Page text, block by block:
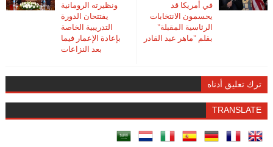
ونظيرته الرومانية
يفتتحان الدورة
التدريبية الخاصة
بإعادة الإعمار فيما
بعد النزاعات
في أمريكا قد
يحسمون الانتخابات
الرئاسية المقبلة"
بقلم "ماهر عبد القادر
ترك تعليق أدناه
TRANSLATE